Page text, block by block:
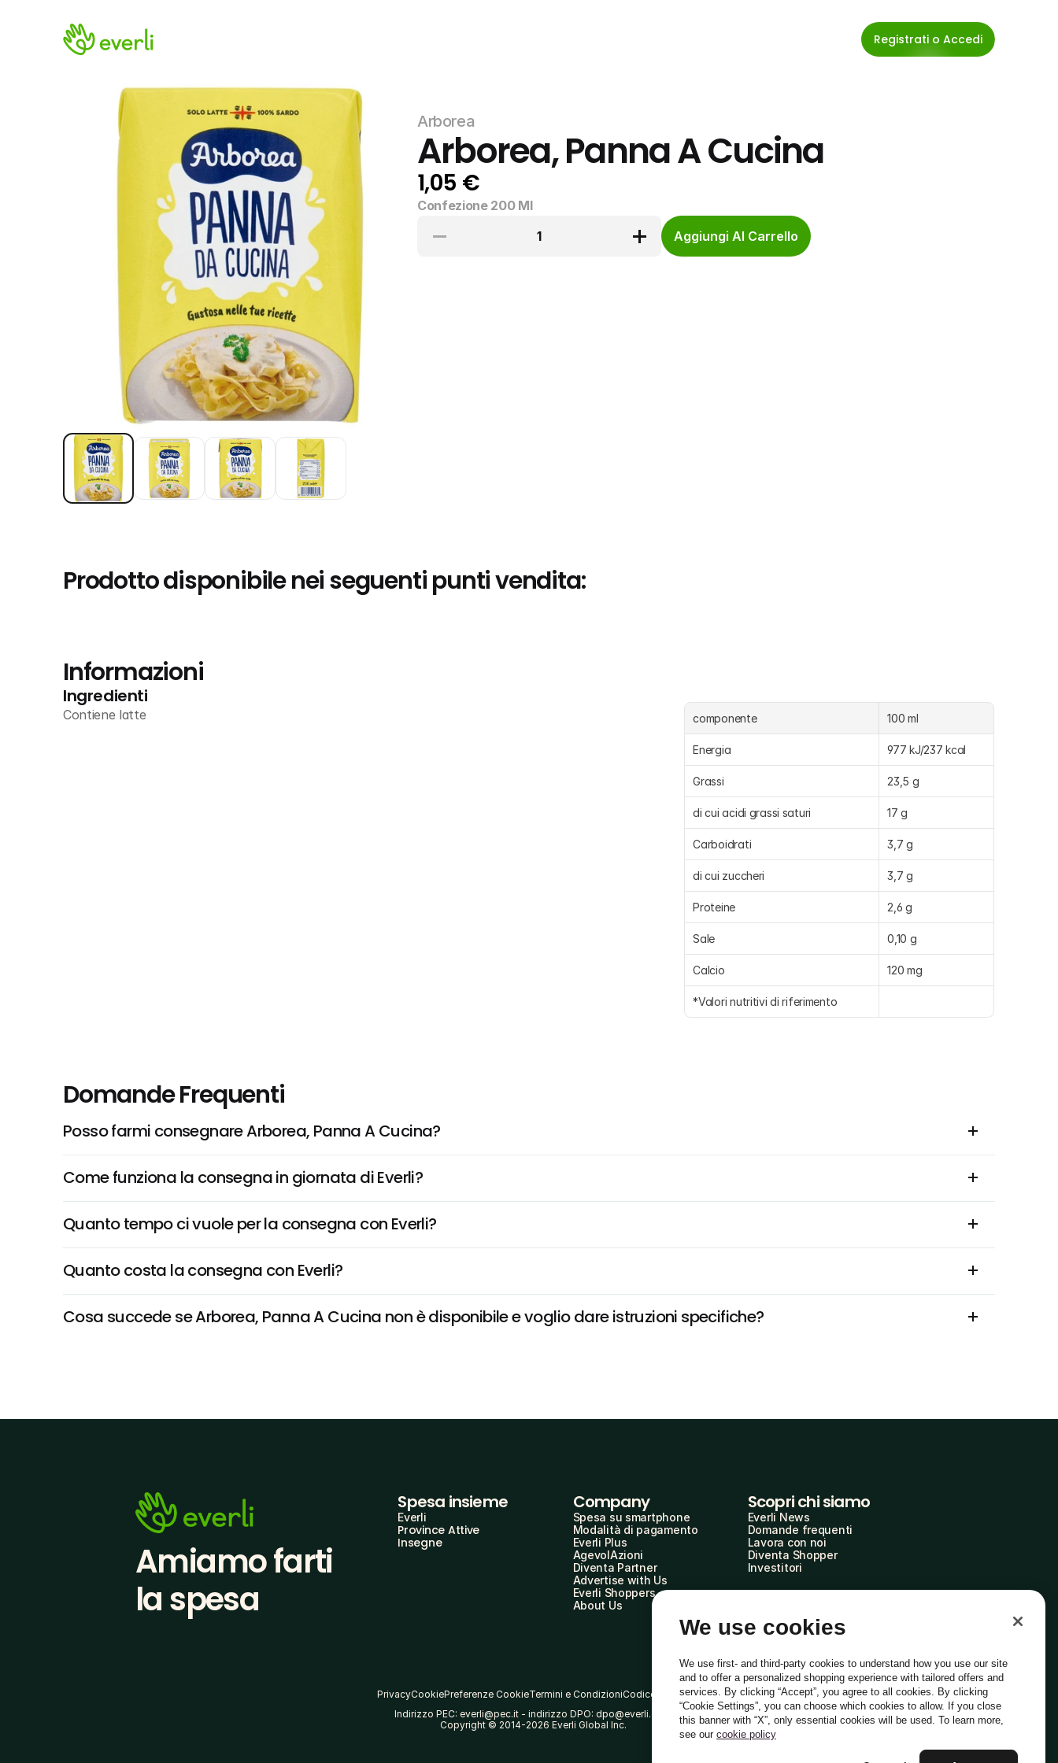
Registrati o Accedi
Arborea
Arborea, Panna A Cucina
1,05 €
Confezione 200 Ml
1
Aggiungi Al Carrello
Prodotto disponibile nei seguenti punti vendita:
Informazioni
Ingredienti
Contiene latte componente 100 ml
Energia 977 kJ/237 kcal
Grassi 23,5 g
di cui acidi grassi saturi 17 g
Carboidrati 3,7 g
di cui zuccheri 3,7 g
Proteine 2,6 g
Sale 0,10 g
Calcio 120 mg
*Valori nutritivi di riferimento
Domande Frequenti
Posso farmi consegnare Arborea, Panna A Cucina?
Come funziona la consegna in giornata di Everli?
Quanto tempo ci vuole per la consegna con Everli?
Quanto costa la consegna con Everli?
Cosa succede se Arborea, Panna A Cucina non è disponibile e voglio dare istruzioni specifiche?
Amiamo farti
la spesa
Spesa insieme
Everli
Province Attive
Insegne
Company
Spesa su smartphone
Modalità di pagamento
Everli Plus
AgevolAzioni
Diventa Partner
Advertise with Us
Everli Shoppers
About Us
Scopri chi siamo
Everli News
Domande frequenti
Lavora con noi
Diventa Shopper
Investitori
PrivacyCookiePreferenze CookieTermini e CondizioniCodice Etico
Indirizzo PEC: everli@pec.it - indirizzo DPO: dpo@everli.com
Copyright © 2014-2026 Everli Global Inc.
Italiano
We use cookies
We use first- and third-party cookies to understand how you use our site
and to offer a personalized shopping experience with tailored offers and
services. By clicking “Accept”, you agree to all cookies. By clicking
“Cookie Settings”, you can choose which cookies to allow. If you close
this banner with “X”, only essential cookies will be used. To learn more,
see our cookie policy